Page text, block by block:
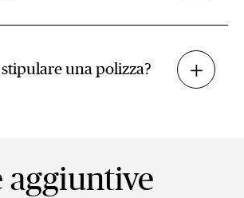
una polizza?
aggiuntive